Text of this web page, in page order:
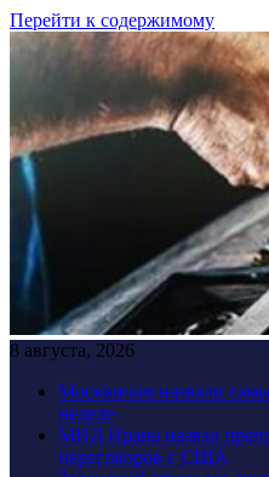
Перейти к содержимому
8 августа, 2026
Москвичам назвали
неделе
МИД Ирана назвал
переговоров с США